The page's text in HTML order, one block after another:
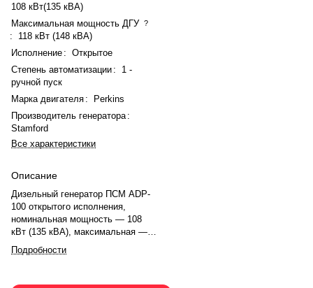
108 кВт(135 кВА)
Максимальная мощность ДГУ ?
:
118 кВт (148 кВА)
Исполнение : Открытое
Степень автоматизации :
1 -
ручной пуск
Марка двигателя :
Perkins
Производитель генератора :
Stamford
Все характеристики
Описание
Дизельный генератор ПСМ ADP-
100 открытого исполнения,
номинальная мощность — 108
кВт (135 кВА), максимальная —
118 кВт (148 кВА). Двигатель
Perkins 1106A-70TG1, 6-
Подробности